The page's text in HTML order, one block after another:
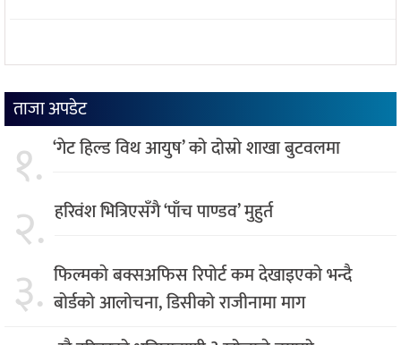
ताजा अपडेट
१. ‘गेट हिल्ड विथ आयुष’ को दोस्रो शाखा बुटवलमा
२. हरिवंश भित्रिएसँगै ‘पाँच पाण्डव’ मुहुर्त
३. फिल्मकाे बक्सअफिस रिपोर्ट कम देखाइएकाे भन्दै
बोर्डको आलोचना, डिसीको राजीनामा माग